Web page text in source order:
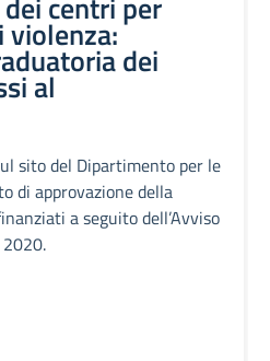
dei
al
sito del Dipartimento per le
di approvazione della
a seguito dell’Avviso